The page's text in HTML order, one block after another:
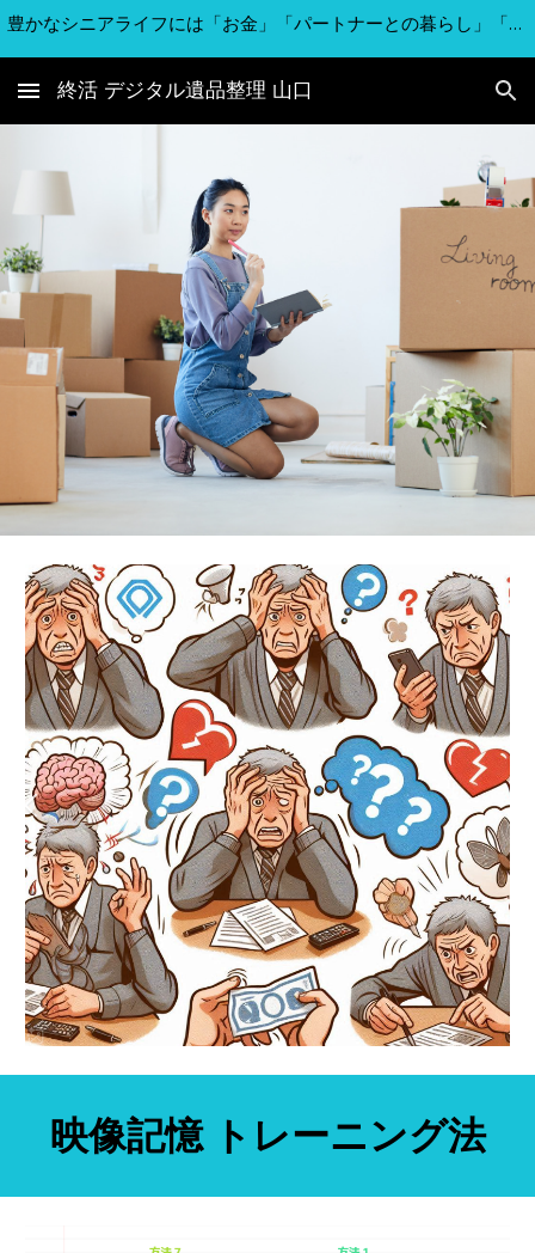
豊かなシニアライフには「お金」「パートナーとの暮らし」「安心」が欠かせません。 デジタル遺品整理と生前整理・遺品整理 海洋散骨サービスをご提案するデジタルリメインズ山口は、家族や職場、地域とのつながりから感動体験を創りスムーズな終活を実現のお手伝いをします。限られた時間を有意義に過ごすお手伝い。
終活 デジタル遺品整理 山口
映像記憶 トレーニング法